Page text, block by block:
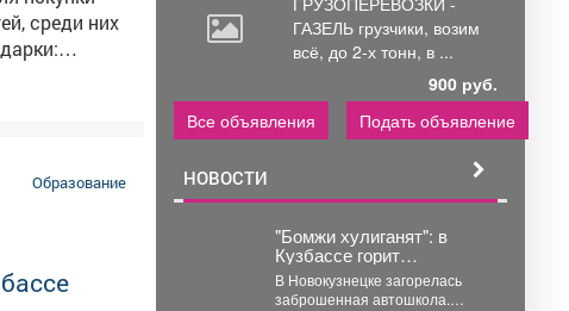
Также на
выданы 3
Образование
ГАЗЕЛЬ грузчики, возим
всё, до 2-х тонн, в ...
900 руб.
Все объявления
Подать объявление
НОВОСТИ
"Бомжи хулиганят": в
Кузбассе горит
автошкола
В Новокузнецке загорелась
заброшенная автошкола.